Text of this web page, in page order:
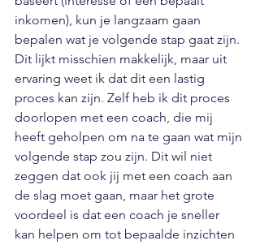
inkomen), kun je langzaam gaan
bepalen wat je volgende stap gaat zijn.
Dit lijkt misschien makkelijk, maar uit
ervaring weet ik dat dit een lastig
proces kan zijn. Zelf heb ik dit proces
doorlopen met een coach, die mij
heeft geholpen om na te gaan wat mijn
volgende stap zou zijn. Dit wil niet
zeggen dat ook jij met een coach aan
de slag moet gaan, maar het grote
voordeel is dat een coach je sneller
kan helpen om tot bepaalde inzichten